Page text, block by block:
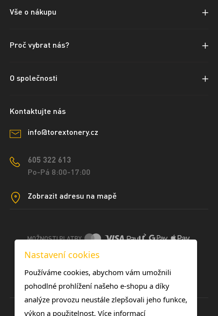
Vše o nákupu
Proč vybrat nás?
O společnosti
Kontaktujte nás
info@torextonery.cz
605 322 613
Po-Pá 8:00-17:00
Zobrazit adresu na mapě
MOŽNOSTI PLATBY
DOPRAVNÍ METODY
Nastavení cookies
Používáme cookies, abychom vám umožnili
pohodlné prohlížení našeho e-shopu a díky
analýze provozu neustále zlepšovali jeho funkce,
výkon a použitelnost. Více informací